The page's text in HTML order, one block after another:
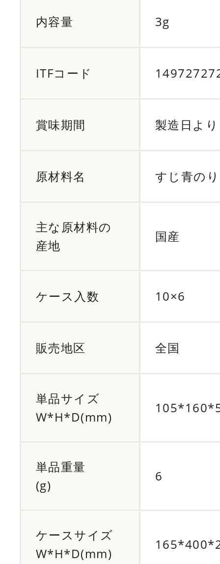
内容量 3g
ITFコード
賞味期間 製造日よ
原材料名 すじ青の
主な原材料の
産地
国産
ケース入数 10×6
販売地区 全国
単品サイズ
W*H*D(mm)
単品重量
(g)
6
ケースサイズ
W*H*D(mm)